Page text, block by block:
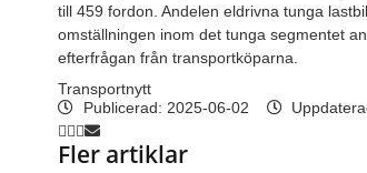
till 459 fordon. Andelen eldrivna tunga
omställningen inom det tunga segmentet
efterfrågan från transportköparna.
Transportnytt
Publicerad: 2025-06-02
Fler artiklar